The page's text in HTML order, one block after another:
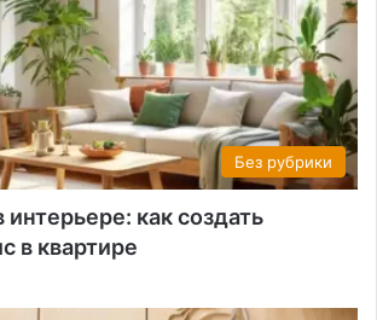
Без рубрики
как создать
в квартире